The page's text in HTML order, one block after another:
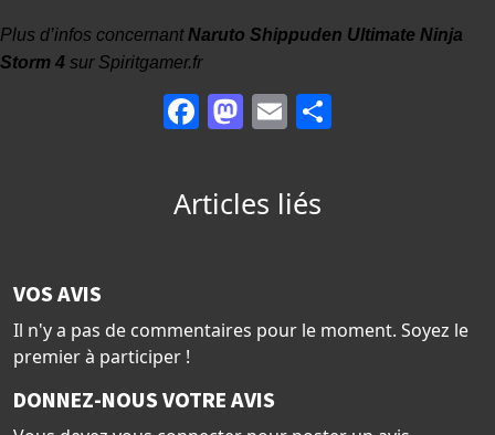
Plus d’infos concernantNaruto Shippuden Ultimate Ninja
Storm 4 sur Spiritgamer.fr
Facebook
Mastodon
Email
Articles liés
VOS AVIS
Il n'y a pas de commentaires pour le moment. Soyez le
premier à participer !
DONNEZ-NOUS VOTRE AVIS